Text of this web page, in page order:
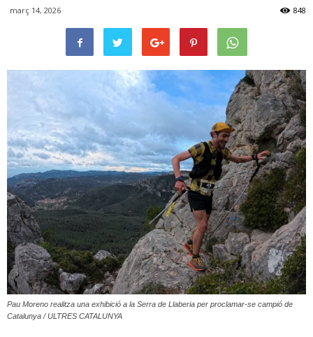
març 14, 2026 848
Pau Moreno realitza una exhibició a la Serra de Llaberia per proclamar-se campió de
Catalunya / ULTRES CATALUNYA